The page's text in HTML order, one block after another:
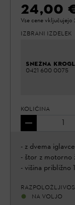
24,00
Vse cene vključujejo
IZBRANI IZDELEK
SNEŽNA
0421 600 0075
KOLIČINA
- z dvema
- štor z motorno
- višina približno
NA VOLJO